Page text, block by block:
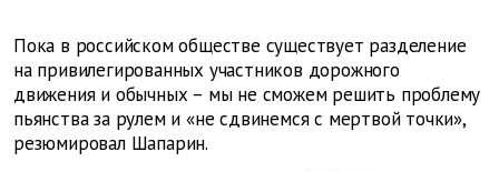
Пока в российском обществе существует разделение
на привилегированных участников дорожного
движения и обычных – мы не сможем решить проблему
пьянства за рулем и «не сдвинемся с мертвой точки»,
резюмировал Шапарин.